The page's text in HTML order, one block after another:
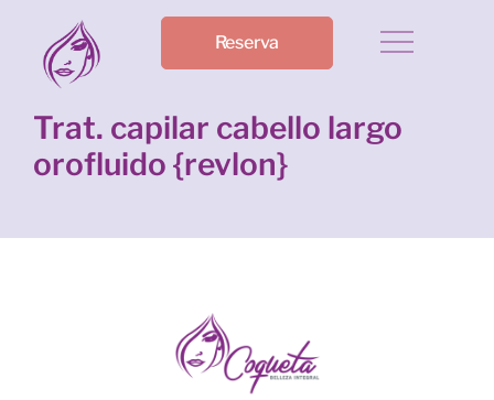
Reserva
Trat. capilar cabello largo
orofluido {revlon}